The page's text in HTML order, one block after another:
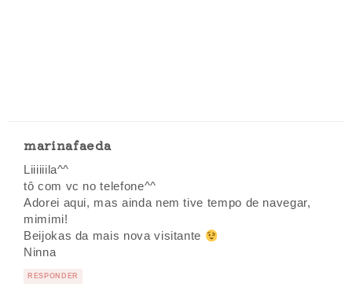
marinafaeda
Liiiiiila^^
tô com vc no telefone^^
Adorei aqui, mas ainda nem tive tempo de navegar,
mimimi!
Beijokas da mais nova visitante
Ninna
RESPONDER